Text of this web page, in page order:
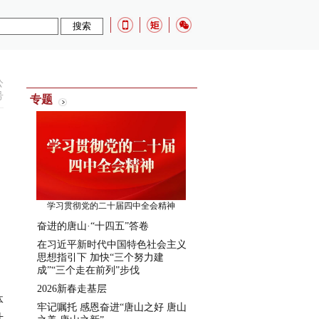
专题
学习贯彻党的二十届四中全会精神
奋进的唐山·“十四五”答卷
在习近平新时代中国特色社会主义
思想指引下 加快“三个努力建
成”“三个走在前列”步伐
2026新春走基层
牢记嘱托 感恩奋进“唐山之好 唐山